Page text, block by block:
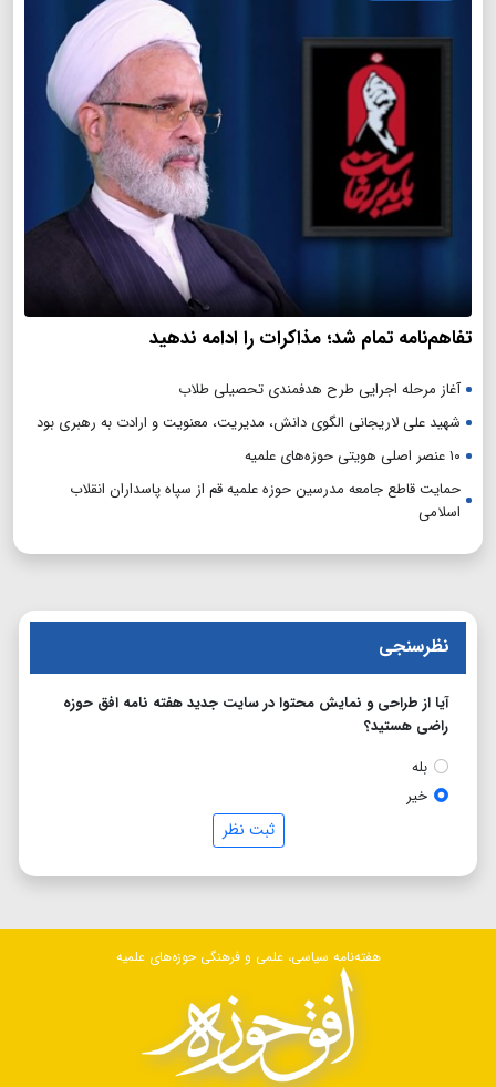
تفاهم‌نامه تمام شد؛ مذاکرات را ادامه ندهید
آغاز مرحله اجرایی طرح هدفمندی تحصیلی طلاب
شهید علی لاریجانی الگوی دانش، مدیریت، معنویت و ارادت به رهبری بود
۱۰ عنصر اصلی هویتی حوزه‌های علمیه
حمایت قاطع جامعه مدرسین حوزه علمیه قم از سپاه پاسداران انقلاب
اسلامی
نظرسنجی
آیا از طراحی و نمایش محتوا در سایت جدید هفته نامه افق حوزه
راضی هستید؟
بله
خیر
ثبت نظر
هفته‌نامه سیاسی، علمی و فرهنگی حوزه‌های علمیه